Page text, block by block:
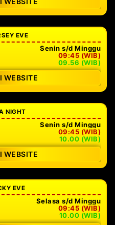
EVE
Senin s/d Minggu
09:45 (WIB)
09.56 (WIB)
WEBSITE
NIGHT
Senin s/d Minggu
09:45 (WIB)
10.00 (WIB)
WEBSITE
EVE
Selasa s/d Minggu
09:45 (WIB)
10.00 (WIB)